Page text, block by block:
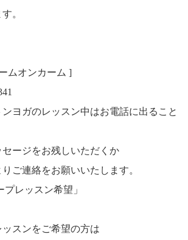
。
ムオンカーム ]
ヨガのレッスン中はお電話に出ること
ージをお残しいただくか
りご連絡をお願いいたします。
プレッスン希望」
スンをご希望の方は